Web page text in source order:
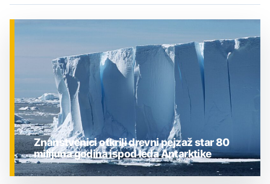
Znanstvenici otkrili drevni pejzaž star 80
milijuna godina ispod leda Antarktike